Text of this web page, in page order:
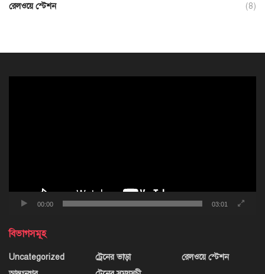
রেলওয়ে স্টেশন (8)
00:00 03:01
বিভাগসমূহ
Uncategorized
ট্রেনের ভাড়া
রেলওয়ে স্টেশন